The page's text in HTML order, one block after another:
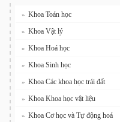
» Khoa Toán học
» Khoa Vật lý
» Khoa Hoá học
» Khoa Sinh học
» Khoa Các khoa học trái đất
» Khoa Khoa học vật liệu
» Khoa Cơ học và Tự động hoá